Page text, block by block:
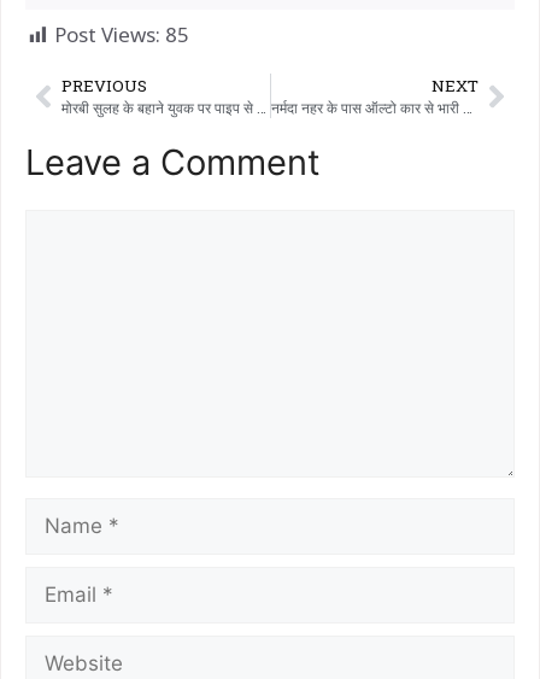
Post Views: 85
PREVIOUS
मोरबी सुलह के बहाने युवक पर पाइप से हमला, जान से मारने की धमकी
NEXT
नर्मदा नहर के पास ऑल्टो कार से भारी मात्रा में बीयर जब्त, दो लोग हिरासत में
Leave a Comment